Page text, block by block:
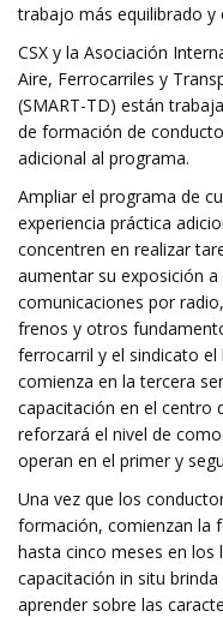
trabajo más equilibrado y
CSX y la Asociación
Aire, Ferrocarriles y
(SMART-TD) están
de formación de
adicional al programa.
Ampliar el programa de
experiencia práctica
concentren en realizar
aumentar su exposición
comunicaciones por
frenos y otros
ferrocarril y el sindicato el
comienza en la tercera
capacitación en el centro
reforzará el nivel de
operan en el primer y
Una vez que los
formación, comienzan la
hasta cinco meses en los
capacitación in situ
aprender sobre las